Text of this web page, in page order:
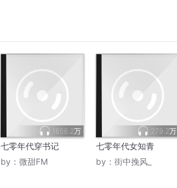
1658.2万
七零年代穿书记
by： 微甜FM
279.2万
七零年代女知青
by： 街中挽风_